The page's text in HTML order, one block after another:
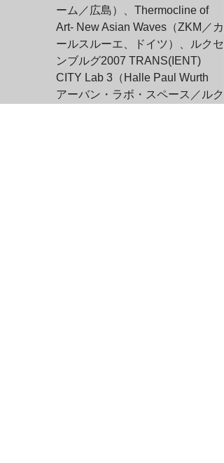
ーム／広島）、Thermocline of
Art- New Asian Waves（ZKM／カ
ールスルーエ、ドイツ）、ルクセ
ンブルグ2007 TRANS(IENT)
CITY Lab 3（Halle Paul Wurth
アーバン・ラボ・スペース／ルク